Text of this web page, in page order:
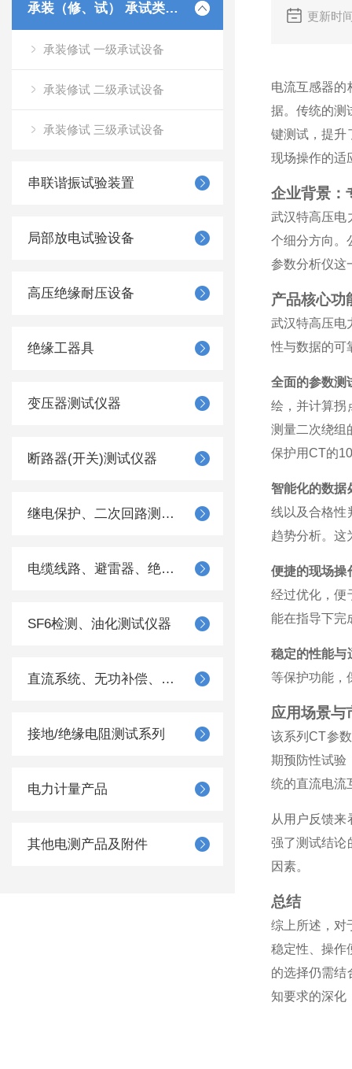
承装（修、试） 承试类仪器
承装修试 一级承试设备
承装修试 二级承试设备
承装修试 三级承试设备
串联谐振试验装置
局部放电试验设备
高压绝缘耐压设备
绝缘工器具
变压器测试仪器
断路器(开关)测试仪器
继电保护、二次回路测试仪器
电缆线路、避雷器、绝缘子测试仪器
SF6检测、油化测试仪器
直流系统、无功补偿、电池电机检测仪器
接地/绝缘电阻测试系列
电力计量产品
其他电测产品及附件
更新时
电流互感器的
据。传统的测
键测试，提升
现场操作的适
企业背景：
武汉特高压电
个细分方向。
参数分析仪这
产品核心功
武汉特高压电
性与数据的可
全面的参数测
绘，并计算拐
测量二次绕组
保护用CT的
智能化的数据
线以及合格性
趋势分析。这
便捷的现场操
经过优化，便
能在指导下完
稳定的性能与
等保护功能，
应用场景与
该系列CT参
期预防性试验
统的直流电流
从用户反馈来
强了测试结论
因素。
总结
综上所述，对
稳定性、操作
的选择仍需结
知要求的深化